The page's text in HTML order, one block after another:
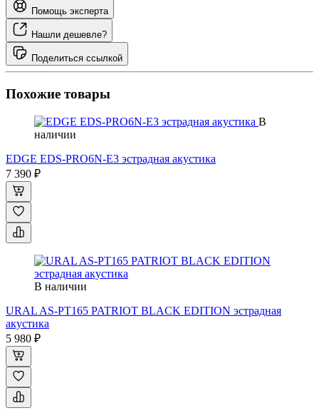
Помощь эксперта
Нашли дешевле?
Поделиться ссылкой
Похожие товары
В
наличии
EDGE EDS-PRO6N-E3 эстрадная акустика
7 390 ₽
В наличии
URAL AS-PT165 PATRIOT BLACK EDITION эстрадная
акустика
5 980 ₽